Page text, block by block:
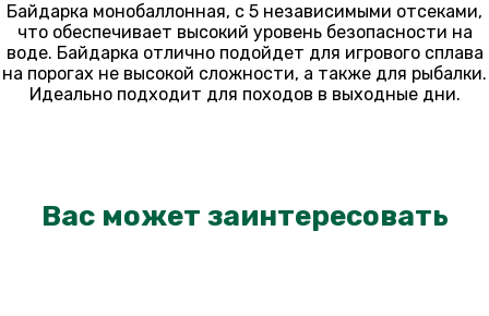
Байдарка монобаллонная, с 5 независимыми отсеками,
что обеспечивает высокий уровень безопасности на
воде. Байдарка отлично подойдет для игрового сплава
на порогах не высокой сложности, а также для рыбалки.
Идеально подходит для походов в выходные дни.
Вас может заинтересовать